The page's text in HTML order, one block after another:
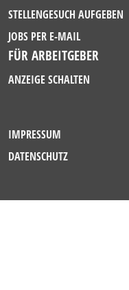
STELLENGESUCH AUFGEBEN
JOBS PER E-MAIL
FÜR ARBEITGEBER
ANZEIGE SCHALTEN
IMPRESSUM
DATENSCHUTZ